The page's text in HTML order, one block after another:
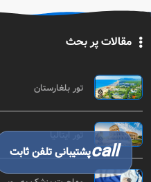
مقالات پر بحث
تور بلغارستان
تور ایتالیا
callپشتیبانی تلفن ثابت